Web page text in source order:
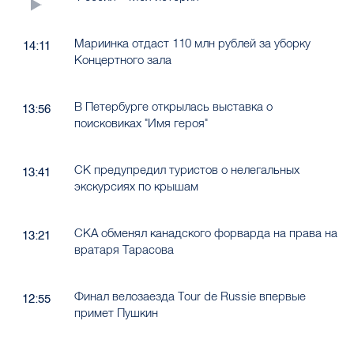
14:11
Мариинка отдаст 110 млн рублей за уборку
Концертного зала
13:56
В Петербурге открылась выставка о
поисковиках "Имя героя"
13:41
СК предупредил туристов о нелегальных
экскурсиях по крышам
13:21
СКА обменял канадского форварда на права на
вратаря Тарасова
12:55
Финал велозаезда Tour de Russie впервые
примет Пушкин